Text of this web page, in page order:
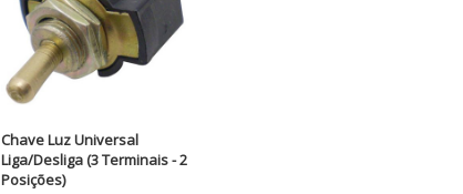
Chave Luz Universal
Liga/Desliga (3 Terminais - 2
Posições)